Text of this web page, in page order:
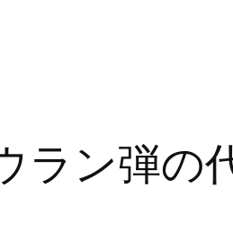
ラン弾の